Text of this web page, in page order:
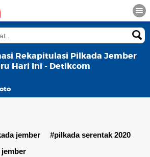
Rekapitulasi Pilkada Jember
Hari Ini - Detikcom
jember
#pilkada serentak 2020